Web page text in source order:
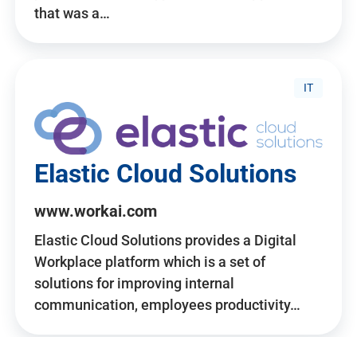
that was a…
IT
Elastic Cloud Solutions
www.workai.com
Elastic Cloud Solutions provides a Digital
Workplace platform which is a set of
solutions for improving internal
communication, employees productivity…